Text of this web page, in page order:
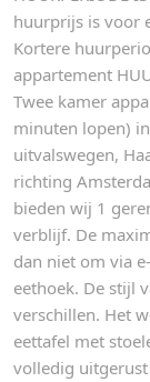
huurprijs is voor
Kortere
appartement
Twee kamer
minuten lopen)
uitvalswegen,
richting
bieden wij 1
verblijf. De
dan niet om via
eethoek. De stijl
verschillen. Het
eettafel met
volledig uitgerust